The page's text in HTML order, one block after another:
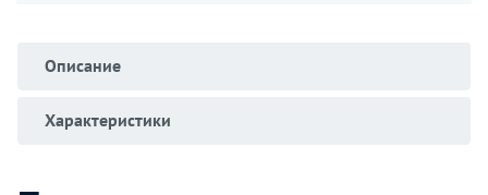
Описание
Характеристики